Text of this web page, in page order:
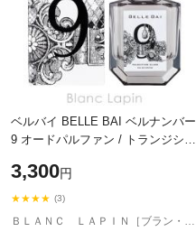
ベルバイ BELLE BAI ベルナンバー
9 オードパルファン / トランジショ
ユニセックス 男性用 女性用 [530
3,300円
★★★★ (3)